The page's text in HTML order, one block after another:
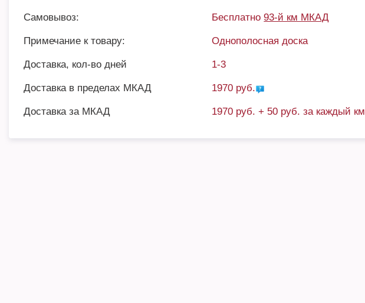
Самовывоз: Бесплатно93-й км МКАД
Примечание к товару: Однополосная доска
Доставка, кол-во дней 1-3
Доставка в пределах МКАД 1970 руб.
Доставка за МКАД 1970 руб. + 50 руб. за каждый км